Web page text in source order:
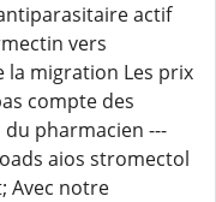
actif
vers
migration Les prix
compte des
pharmacien ---
aios stromectol
Avec notre